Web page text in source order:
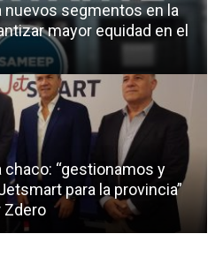
nuevos segmentos en la
mayor equidad en el
“gestionamos y
para la provincia”
Zdero